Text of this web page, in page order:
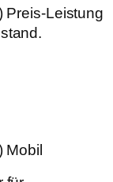
Preis-Leistung
Mobil